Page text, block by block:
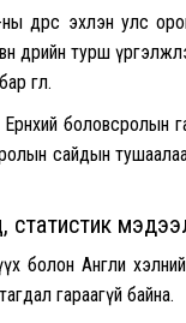
өдрөөс эхлэн улс
өдрийн турш
боловсролын
сайдын
статистик
болон Англи
гараагүй байна.